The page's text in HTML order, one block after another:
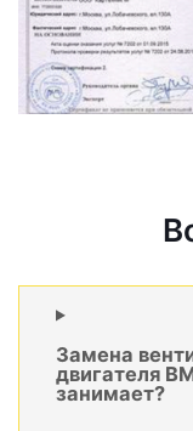
Замена
двигателя
занимает?